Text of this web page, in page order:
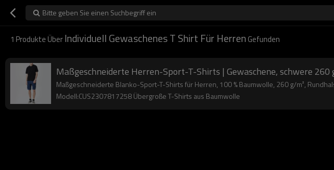
Bitte geben Sie einen Suchbegriff ein
1 Produkte Über Individuell Gewaschenes T Shirt Für Herren Gefunden
Maßgeschneiderte Herren-Sport-T-Shirts | Gewaschene, schwere
Maßgeschneiderte Blanko-Sport-T-Shirts für Herren, 100 % Baumwolle, 260 g/m²,
Modell:CUS2307817258 Übergroße T-Shirts aus Baumwolle